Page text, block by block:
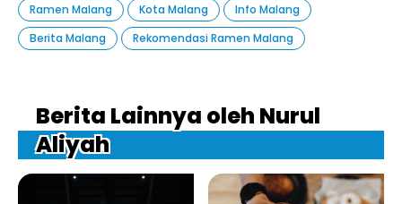
Ramen Malang
Kota Malang
Info Malang
Berita Malang
Rekomendasi Ramen Malang
Berita Lainnya oleh Nurul
Aliyah